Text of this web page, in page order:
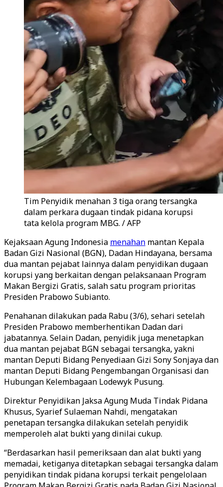
Tim Penyidik menahan 3 tiga orang tersangka
dalam perkara dugaan tindak pidana korupsi
tata kelola program MBG. / AFP
Kejaksaan Agung Indonesia menahan mantan Kepala
Badan Gizi Nasional (BGN), Dadan Hindayana, bersama
dua mantan pejabat lainnya dalam penyidikan dugaan
korupsi yang berkaitan dengan pelaksanaan Program
Makan Bergizi Gratis, salah satu program prioritas
Presiden Prabowo Subianto.
Penahanan dilakukan pada Rabu (3/6), sehari setelah
Presiden Prabowo memberhentikan Dadan dari
jabatannya. Selain Dadan, penyidik juga menetapkan
dua mantan pejabat BGN sebagai tersangka, yakni
mantan Deputi Bidang Penyediaan Gizi Sony Sonjaya dan
mantan Deputi Bidang Pengembangan Organisasi dan
Hubungan Kelembagaan Lodewyk Pusung.
Direktur Penyidikan Jaksa Agung Muda Tindak Pidana
Khusus, Syarief Sulaeman Nahdi, mengatakan
penetapan tersangka dilakukan setelah penyidik
memperoleh alat bukti yang dinilai cukup.
“Berdasarkan hasil pemeriksaan dan alat bukti yang
memadai, ketiganya ditetapkan sebagai tersangka dalam
penyidikan tindak pidana korupsi terkait pengelolaan